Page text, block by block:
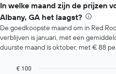
In welke maand zijn de prijzen
Albany, GA het laagst?
De goedkoopste maand om in Red
verblijven is januari, met een
duurste maand is oktober, met € 88
€ 100